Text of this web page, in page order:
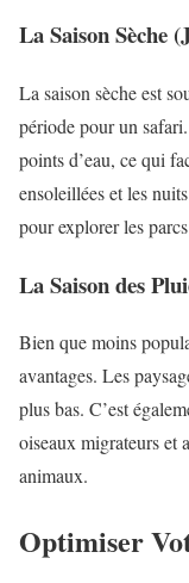
La Saison Sèche
La saison sèche est
période pour un
points d’eau, ce qui
ensoleillées et les
pour explorer les
La Saison des
Bien que moins
avantages. Les
plus bas. C’est
oiseaux migrateurs et
animaux.
Optimiser